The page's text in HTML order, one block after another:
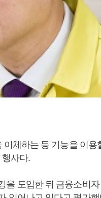
체하는 등 기능을 이용
사다.
을 도입한 뒤 금융소비